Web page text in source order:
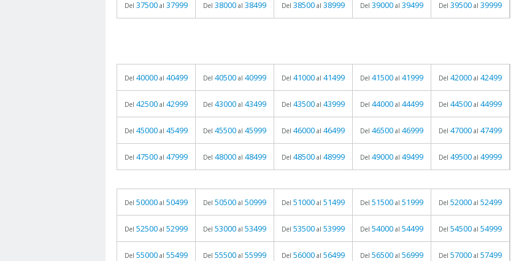
Del 37500 al 37999 Del 38000 al 38499 Del 38500 al 38999 Del 39000 al 39499 Del 39500 al 39999
Del 40000 al 40499 Del 40500 al 40999 Del 41000 al 41499 Del 41500 al 41999 Del 42000 al 42499
Del 42500 al 42999 Del 43000 al 43499 Del 43500 al 43999 Del 44000 al 44499 Del 44500 al 44999
Del 45000 al 45499 Del 45500 al 45999 Del 46000 al 46499 Del 46500 al 46999 Del 47000 al 47499
Del 47500 al 47999 Del 48000 al 48499 Del 48500 al 48999 Del 49000 al 49499 Del 49500 al 49999
Del 50000 al 50499 Del 50500 al 50999 Del 51000 al 51499 Del 51500 al 51999 Del 52000 al 52499
Del 52500 al 52999 Del 53000 al 53499 Del 53500 al 53999 Del 54000 al 54499 Del 54500 al 54999
Del 55000 al 55499 Del 55500 al 55999 Del 56000 al 56499 Del 56500 al 56999 Del 57000 al 57499